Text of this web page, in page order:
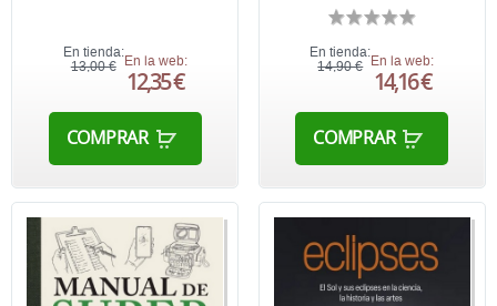
En tienda:
13,00 € En la web:
12,35 €
COMPRAR
En tienda:
14,90 €
En la web:
14,16 €
COMPRAR